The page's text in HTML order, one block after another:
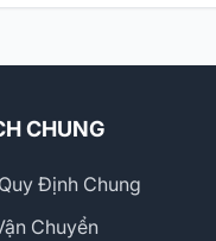
CHUNG
Định Chung
Chuyển